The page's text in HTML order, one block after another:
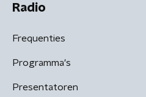
Radio
Frequenties
Programma's
Presentatoren